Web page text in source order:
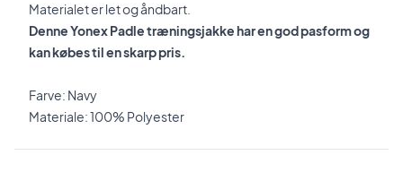
Materialet er let og åndbart.
Denne Yonex Padle træningsjakke har en god pasform og
kan købes til en skarp pris.
Farve: Navy
Materiale: 100% Polyester